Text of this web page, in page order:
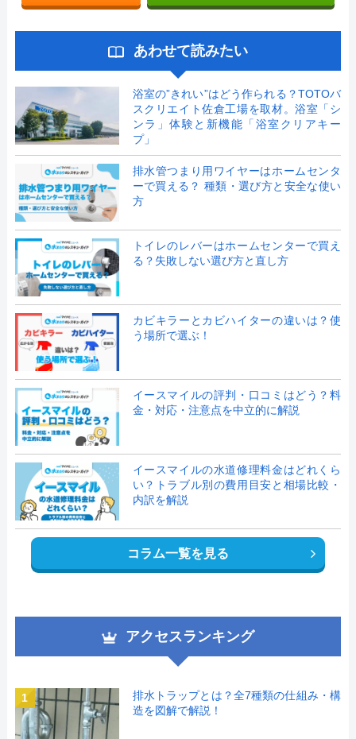
あわせて読みたい
浴室の”きれい”はどう作られる？TOTOバ
スクリエイト佐倉工場を取材。浴室「シ
ンラ」体験と新機能「浴室クリアキー
プ」
排水管つまり用ワイヤーはホームセンタ
ーで買える？ 種類・選び方と安全な使い
方
トイレのレバーはホームセンターで買え
る？失敗しない選び方と直し方
カビキラーとカビハイターの違いは？使
う場所で選ぶ！
イースマイルの評判・口コミはどう？料
金・対応・注意点を中立的に解説
イースマイルの水道修理料金はどれくら
い？トラブル別の費用目安と相場比較・
内訳を解説
コラム一覧を見る
アクセスランキング
1
排水トラップとは？全7種類の仕組み・構
造を図解で解説！